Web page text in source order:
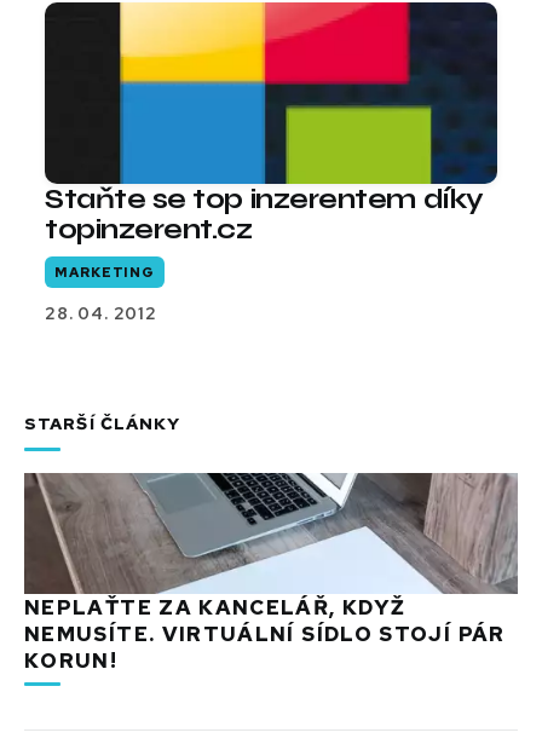
Staňte se top inzerentem díky
topinzerent.cz
MARKETING
28. 04. 2012
STARŠÍ ČLÁNKY
NEPLAŤTE ZA KANCELÁŘ, KDYŽ
NEMUSÍTE. VIRTUÁLNÍ SÍDLO STOJÍ PÁR
KORUN!